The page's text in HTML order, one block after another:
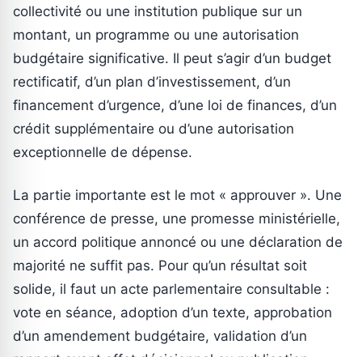
collectivité ou une institution publique sur un
montant, un programme ou une autorisation
budgétaire significative. Il peut s’agir d’un budget
rectificatif, d’un plan d’investissement, d’un
financement d’urgence, d’une loi de finances, d’un
crédit supplémentaire ou d’une autorisation
exceptionnelle de dépense.
La partie importante est le mot « approuver ». Une
conférence de presse, une promesse ministérielle,
un accord politique annoncé ou une déclaration de
majorité ne suffit pas. Pour qu’un résultat soit
solide, il faut un acte parlementaire consultable :
vote en séance, adoption d’un texte, approbation
d’un amendement budgétaire, validation d’un